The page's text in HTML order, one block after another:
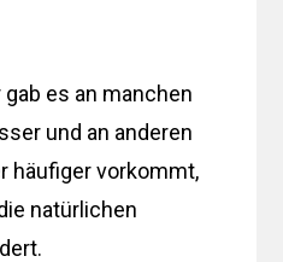
es an manchen
und an anderen
häufiger vorkommt,
natürlichen